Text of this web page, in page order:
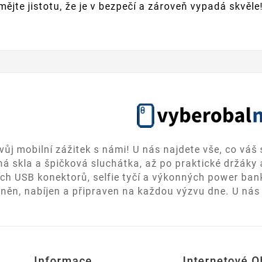
jistotu, že je v bezpečí a zároveň vypadá skvěle!
mobilní zážitek s námi! U nás najdete vše, co
skla a špičková sluchátka, až po praktické
USB konektorů, selfie tyčí a výkonných power
nabíjen a připraven na každou výzvu dne. U